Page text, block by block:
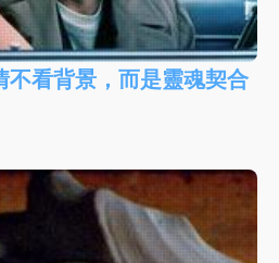
不看背景，而是靈魂契合